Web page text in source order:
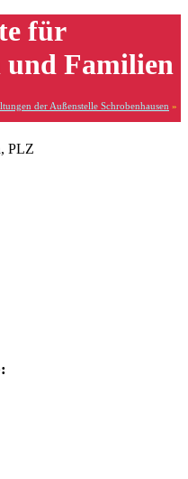
für
Familien
der Außenstelle Schrobenhausen »
PLZ